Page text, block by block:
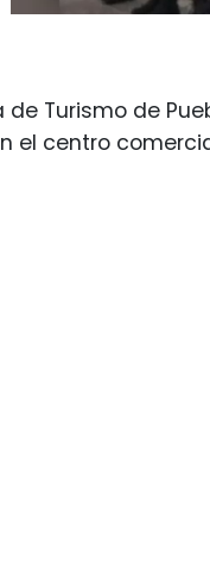
de Turismo de
el centro